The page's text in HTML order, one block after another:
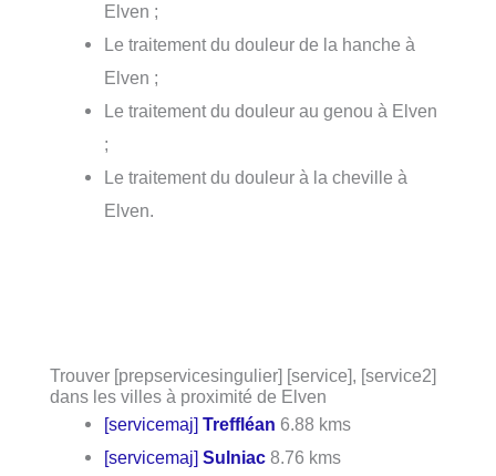
Elven ;
Le traitement du douleur de la hanche à
Elven ;
Le traitement du douleur au genou à Elven
;
Le traitement du douleur à la cheville à
Elven.
Trouver [prepservicesingulier] [service], [service2]
dans les villes à proximité de Elven
[servicemaj]Treffléan 6.88 kms
[servicemaj]Sulniac 8.76 kms